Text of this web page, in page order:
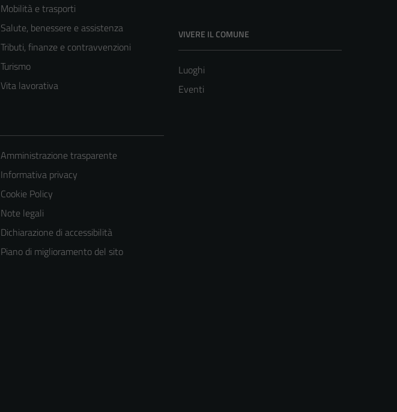
Mobilità e trasporti
Salute, benessere e assistenza
Tributi, finanze e contravvenzioni
Turismo
Vita lavorativa
VIVERE IL COMUNE
Luoghi
Eventi
Amministrazione trasparente
Informativa privacy
Cookie Policy
Note legali
Dichiarazione di accessibilità
Piano di miglioramento del sito